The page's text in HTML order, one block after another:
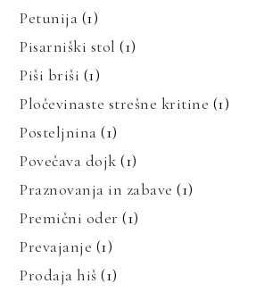
Petunija (1)
Pisarniški stol (1)
Piši briši (1)
Pločevinaste strešne kritine (1)
Posteljnina (1)
Povečava dojk (1)
Praznovanja in zabave (1)
Premični oder (1)
Prevajanje (1)
Prodaja hiš (1)